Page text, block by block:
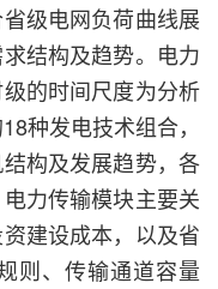
级电网负荷曲线展
结构及趋势。电力
的时间尺度为分析
种发电技术组合，
构及发展趋势，各
力传输模块主要关
建设成本，以及省
则、传输通道容量